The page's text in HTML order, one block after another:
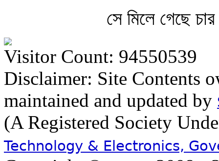
সে মিলে গেছে চার
Visitor Count: 94550539
Disclaimer: Site Contents
maintained and updated by
(A Registered Society
Technology & Electronics,